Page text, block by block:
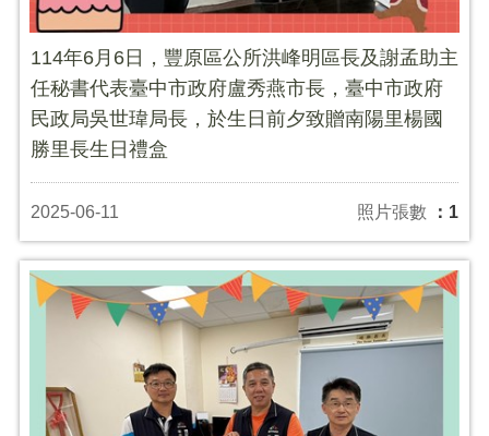
114年6月6日，豐原區公所洪峰明區長及謝孟助主
任秘書代表臺中市政府盧秀燕市長，臺中市政府
民政局吳世瑋局長，於生日前夕致贈南陽里楊國
勝里長生日禮盒
2025-06-11 照片張數 ：1